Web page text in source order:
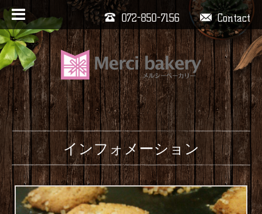
Contact
072-850-7156
インフォメーション